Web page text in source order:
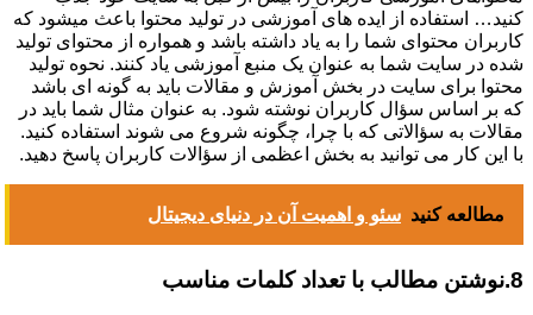
کنید… استفاده از ایده های آموزشی در تولید محتوا باعث میشود که
کاربران محتوای شما را به یاد داشته باشد و همواره از محتوای تولید
شده در سایت شما به عنوان یک منبع آموزشی یاد کنند. نحوه تولید
محتوا برای سایت در بخش آموزش و مقالات باید به گونه ای باشد
که بر اساس سؤال کاربران نوشته شود. به عنوان مثال شما باید در
مقالات به سؤالاتی که با چرا، چگونه شروع می شوند استفاده کنید.
با این کار می توانید به بخش اعظمی از سؤالات کاربران پاسخ دهید.
مطالعه کنید سئو و اهمیت آن در دنیای دیجیتال
8.نوشتن مطالب با تعداد کلمات مناسب